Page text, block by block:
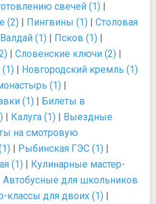
свечей (1) |
(2) | Пингвины (1) | Столовая
Валдай (1) | Псков (1) |
| Словенские ключи (2) |
| Новгородский кремль (1)
(1) |
(1) | Билеты в
| Калуга (1) | Выездные
на смотровую
| Рыбинская ГЭС (1) |
(1) | Кулинарные мастер-
Автобусные для школьников
классы для двоих (1) |